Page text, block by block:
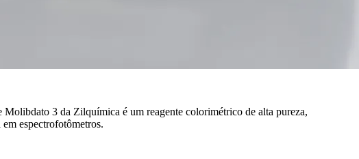
3 da Zilquímica é um reagente colorimétrico de alta pureza,
espectrofotômetros.